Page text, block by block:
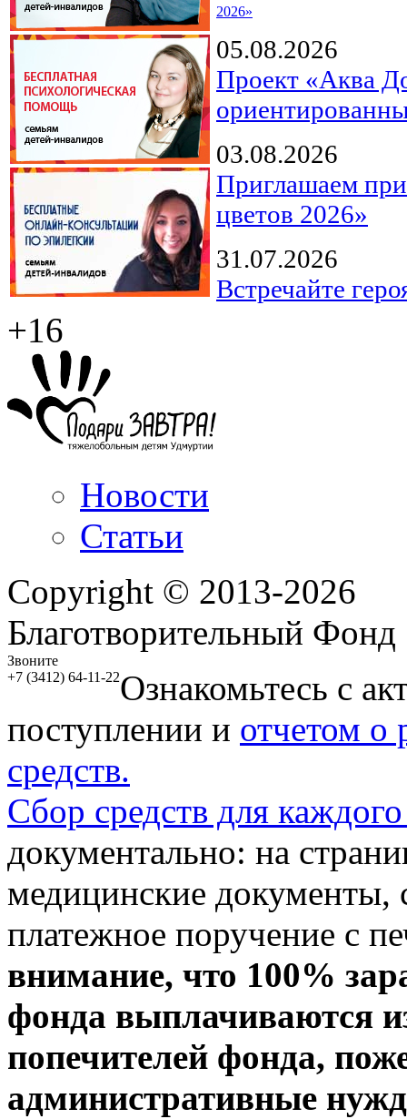
2026»
05.08.2026
Проект «Аква
03.08.2026
Приглашаем
цветов 2026»
31.07.2026
Встречайте
+16
Новости
Статьи
Copyright © 2013-2026
Благотворительный
Звоните
+7 (3412) 64-11-22Ознакомьтесь с
поступлении и отчетом о
средств.
Сбор средств для
документально: на
медицинские документы,
платежное поручение с
внимание, что 100%
фонда выплачиваются
попечителей фонда,
административные